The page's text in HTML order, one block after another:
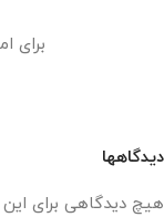
برای
دیدگاهها
هیچ دیدگاهی برای